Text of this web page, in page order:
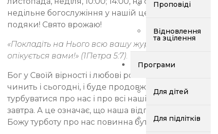
Проповіді
Відновлення
та зцілення
Програми
Для дітей
Для підлітків
недільне богослужіння у нашій церкві - Свято
подяки! Свято врожаю!
«Покладіть на Нього всю вашу журбу, бо Він
опікується вами!» (1Петра 5:7).
Бог у Своїй вірності і любові робив це вчора,
чинить і сьогодні, і буде продовжувати
турбуватися про нас і про всі наші потреби й
завтра. А це означає, що наша відповідь на всю
Божу турботу про нас повинна бути такою: